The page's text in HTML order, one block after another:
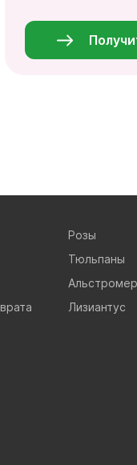
Розы
Тюльпаны
Лизиантус